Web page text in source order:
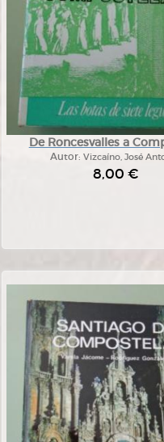
De Roncesvalles a
Autor:Vizcaíno, José
8,00 €